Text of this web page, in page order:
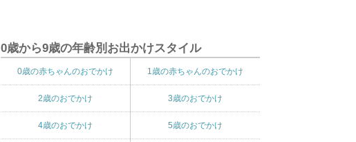
0歳から9歳の年齢別お出かけスタイル
0歳の赤ちゃんのおでかけ 1歳の赤ちゃんのおでかけ
2歳のおでかけ 3歳のおでかけ
4歳のおでかけ 5歳のおでかけ